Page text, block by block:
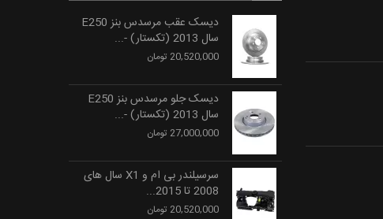
دیسک عقب مرسدس بنز E250
سال 2013 (تکستار) -...
20,520,000 تومان
دیسک جلو مرسدس بنز E250
سال 2013 (تکستار) -...
27,000,000 تومان
سرسیلندر بی ام و X1 سال های
2008 تا 2015...
20,520,000 تومان